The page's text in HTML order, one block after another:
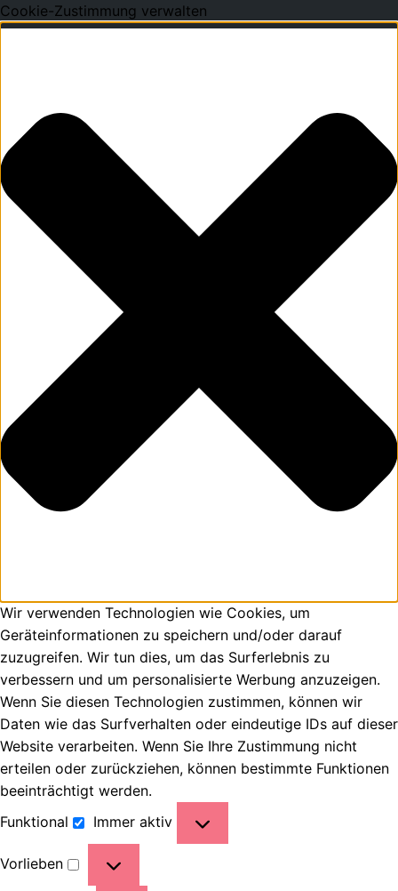
Cookie-Zustimmung verwalten
Wir verwenden Technologien wie Cookies, um
Geräteinformationen zu speichern und/oder darauf
zuzugreifen. Wir tun dies, um das Surferlebnis zu
verbessern und um personalisierte Werbung anzuzeigen.
Wenn Sie diesen Technologien zustimmen, können wir
Daten wie das Surfverhalten oder eindeutige IDs auf dieser
Website verarbeiten. Wenn Sie Ihre Zustimmung nicht
erteilen oder zurückziehen, können bestimmte Funktionen
beeinträchtigt werden.
Funktional
Immer aktiv
Vorlieben